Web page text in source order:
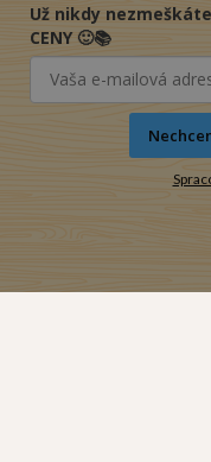
Už nikdy nezmeškáte
CENY 🙂📚